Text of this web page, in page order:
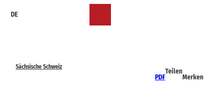
DE
Sächsische Schweiz
PDF
Teilen
Merken